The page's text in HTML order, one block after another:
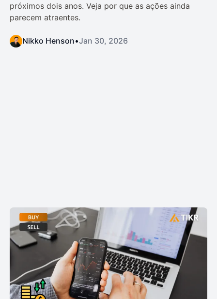
próximos dois anos. Veja por que as ações ainda
parecem atraentes.
Nikko Henson•Jan 30, 2026